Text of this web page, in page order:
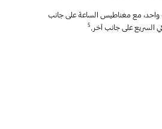
مع مغناطيس الساعة على جانب
السريع على جانب آخر. 5